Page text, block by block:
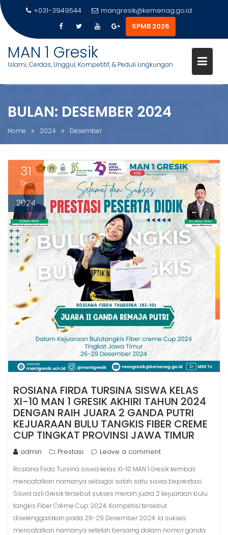
n
+031-3949544
mangresik@kemenag.go.id
SPMB 2026
MAN 1 Gresik
Islami, Cerdas, Unggul, Kompetitif, & Peduli Lingkungan
BULAN: DESEMBER 2024
Home 2024 Desember
31
Des
2024
ROSIANA FIRDA TURSINA SISWA KELAS
XI-10 MAN 1 GRESIK AKHIRI TAHUN 2024
DENGAN RAIH JUARA 2 GANDA PUTRI
KEJUARAAN BULU TANGKIS FIBER CREME
CUP TINGKAT PROVINSI JAWA TIMUR
admin Prestasi Leave a comment
Rosiana Firda Tursina siswa kelas XI-10 MAN 1 Gresik kembali
mencatatkan namanya sebagai salah satu siswa beprestasi.
Siswa asli Gresik tersebut sukses meraih juara 2 kejuaraan bulu
tangkis Fiber Crème Cup 2024. Kompetisi tersebut
diselenggarakan pada 26-29 Desember 2024. Ia sukses
mencatatkan namanya setelah bersaing dalam nomor ganda